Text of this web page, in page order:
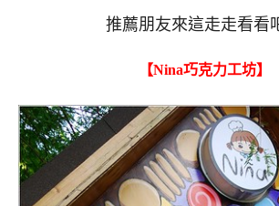
推薦朋友來這走走看看
【Nina巧克力工坊】